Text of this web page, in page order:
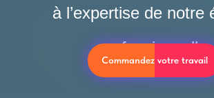
à l’expertise de notre
professionnelle.
Commandez votre travail